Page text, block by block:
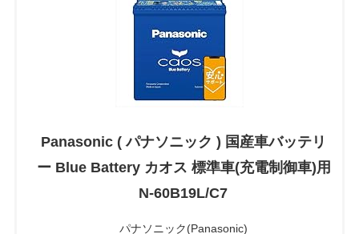
Panasonic ( パナソニック ) 国産車バッテリ
ー Blue Battery カオス 標準車(充電制御車)用
N-60B19L/C7
パナソニック(Panasonic)